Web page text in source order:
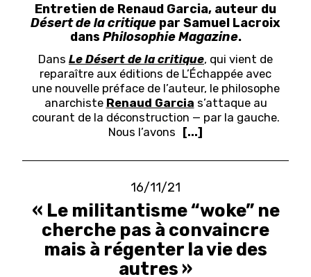
Entretien de Renaud Garcia, auteur du
Désert de la critique par Samuel Lacroix
dans Philosophie Magazine.
Dans Le Désert de la critique, qui vient de
reparaître aux éditions de L’Échappée avec
une nouvelle préface de l’auteur, le philosophe
anarchiste Renaud Garcia s’attaque au
courant de la déconstruction — par la gauche.
Nous l’avons
[...]
16/11/21
« Le militantisme “woke” ne
cherche pas à convaincre
mais à régenter la vie des
autres »